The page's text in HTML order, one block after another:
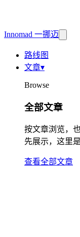
Innomad 一挪迈
路线图
文章▾
Browse
全部文章
按文章浏览，
先展示，这里
查看全部文章